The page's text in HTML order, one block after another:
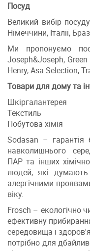
Посуд
Великий вибір
Німеччини, Італії,
Ми пропонуємо
Joseph&Joseph,
Henry, Asa Selection,
Товари для дому та
Шкіргалантерея
Текстиль
Побутова хімія
Sodasan –
навколишнього
ПАР та інших
людей, які
алергічними
віку.
Frosch – екологічно
ефективну
середовища і
потрібно для